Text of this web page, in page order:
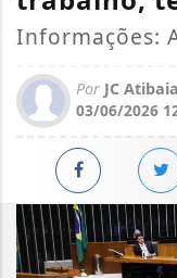
Informações:
Por JC Atibaia
03/06/2026